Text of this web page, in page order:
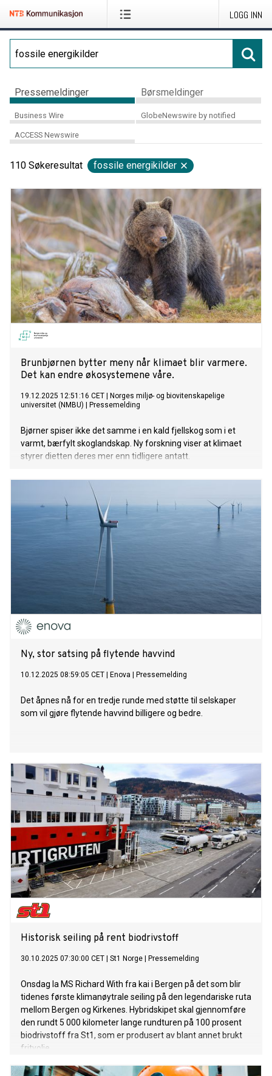
LOGG INN
Pressemeldinger Børsmeldinger
Business Wire GlobeNewswire by notified
ACCESS Newswire
110 Søkeresultat fossile energikilder
Brunbjørnen bytter meny når klimaet blir varmere.
Det kan endre økosystemene våre.
19.12.2025 12:51:16 CET
Norges miljø- og biovitenskapelige
universitet (NMBU)
Pressemelding
Bjørner spiser ikke det samme i en kald fjellskog som i et
varmt, bærfylt skoglandskap. Ny forskning viser at klimaet
styrer dietten deres mer enn tidligere antatt.
Ny, stor satsing på flytende havvind
10.12.2025 08:59:05 CET Enova Pressemelding
Det åpnes nå for en tredje runde med støtte til selskaper
som vil gjøre flytende havvind billigere og bedre.
Historisk seiling på rent biodrivstoff
30.10.2025 07:30:00 CET St1 Norge Pressemelding
Onsdag la MS Richard With fra kai i Bergen på det som blir
tidenes første klimanøytrale seiling på den legendariske ruta
mellom Bergen og Kirkenes. Hybridskipet skal gjennomføre
den rundt 5 000 kilometer lange rundturen på 100 prosent
biodrivstoff fra St1, som er produsert av blant annet brukt
frityolje.